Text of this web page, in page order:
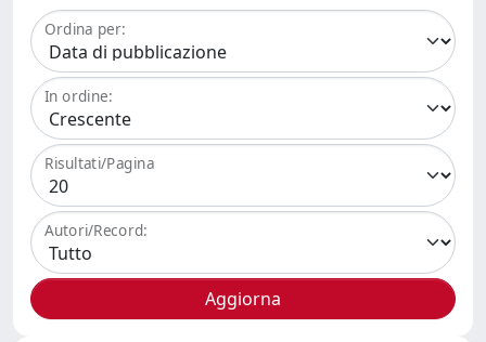
Ordina per:
In ordine:
Risultati/Pagina
Autori/Record: